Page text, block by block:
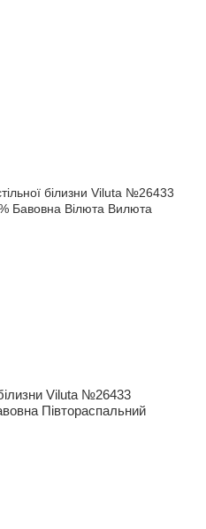
Viluta №26433
Півтораспальний